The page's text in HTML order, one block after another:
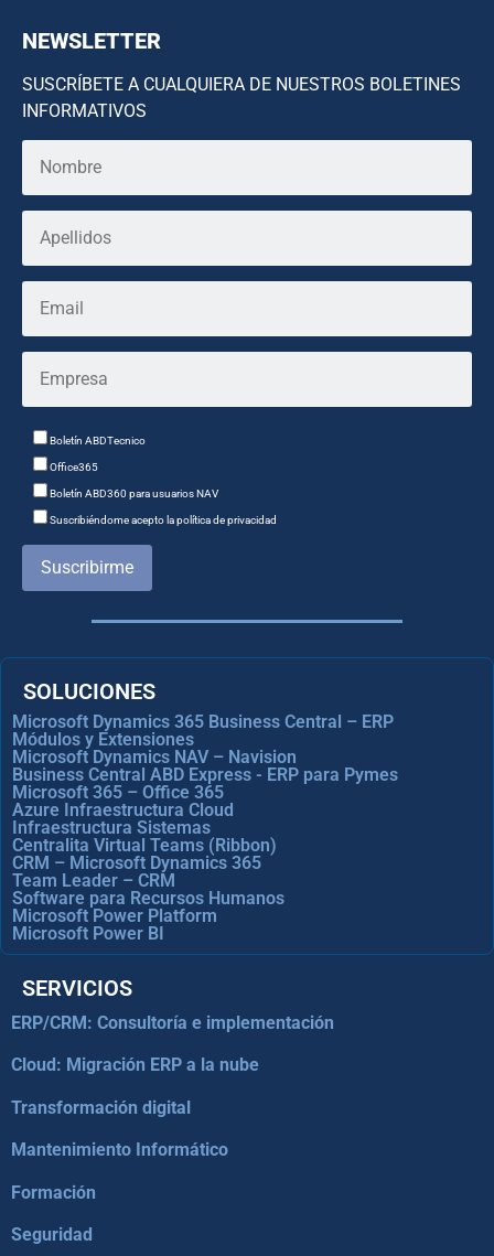
NEWSLETTER
SUSCRÍBETE A CUALQUIERA DE NUESTROS BOLETINES
INFORMATIVOS
Boletín ABDTecnico
Office365
Boletín ABD360 para usuarios NAV
Suscribiéndome acepto la política de privacidad
Suscribirme
SOLUCIONES
Microsoft Dynamics 365 Business Central – ERP
Módulos y Extensiones
Microsoft Dynamics NAV – Navision
Business Central ABD Express - ERP para Pymes
Microsoft 365 – Office 365
Azure Infraestructura Cloud
Infraestructura Sistemas
Centralita Virtual Teams (Ribbon)
CRM – Microsoft Dynamics 365
Team Leader – CRM
Software para Recursos Humanos
Microsoft Power Platform
Microsoft Power BI
SERVICIOS
ERP/CRM: Consultoría e implementación
Cloud: Migración ERP a la nube
Transformación digital
Mantenimiento Informático
Formación
Seguridad